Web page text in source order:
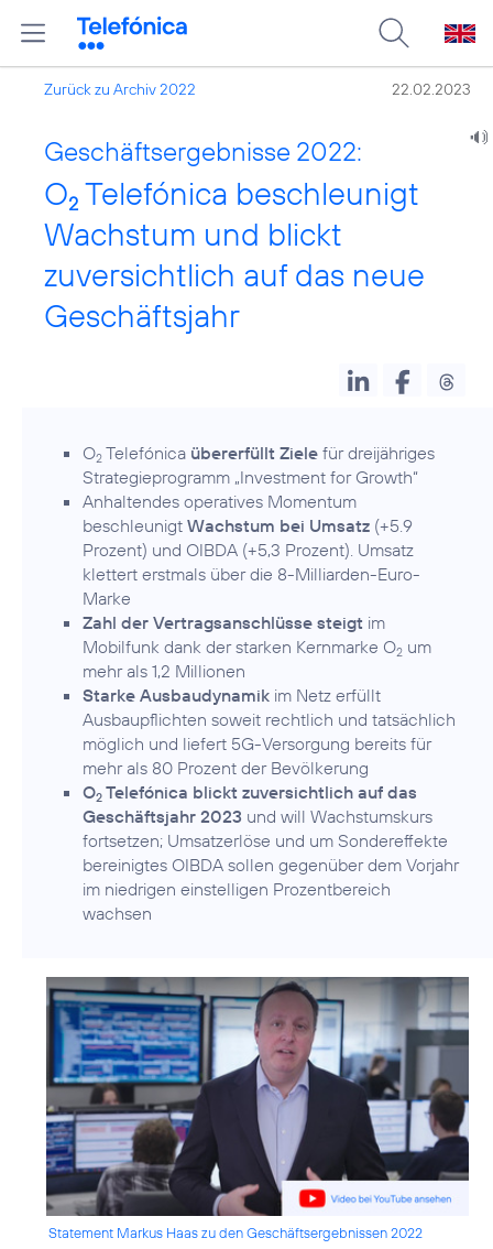
Zurück zu Archiv 2022 22.02.2023
Geschäftsergebnisse 2022:
O2 Telefónica beschleunigt
Wachstum und blickt
zuversichtlich auf das neue
Geschäftsjahr
O2 Telefónica übererfüllt Ziele für dreijähriges
Strategieprogramm „Investment for Growth“
Anhaltendes operatives Momentum
beschleunigt Wachstum bei Umsatz (+5.9
Prozent) und OIBDA (+5,3 Prozent). Umsatz
klettert erstmals über die 8-Milliarden-Euro-
Marke
Zahl der Vertragsanschlüsse steigt im
Mobilfunk dank der starken Kernmarke O2 um
mehr als 1,2 Millionen
Starke Ausbaudynamik im Netz erfüllt
Ausbaupflichten soweit rechtlich und tatsächlich
möglich und liefert 5G-Versorgung bereits für
mehr als 80 Prozent der Bevölkerung
O2 Telefónica blickt zuversichtlich auf das
Geschäftsjahr 2023 und will Wachstumskurs
fortsetzen; Umsatzerlöse und um Sondereffekte
bereinigtes OIBDA sollen gegenüber dem Vorjahr
im niedrigen einstelligen Prozentbereich
wachsen
Statement Markus Haas zu den Geschäftsergebnissen 2022